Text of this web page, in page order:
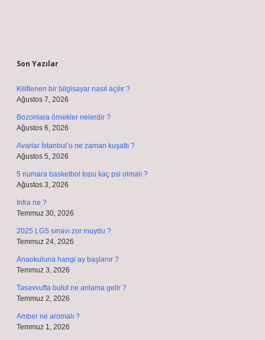
Son Yazılar
Kilitlenen bir bilgisayar nasıl açılır ?
Ağustos 7, 2026
Bozonlara örnekler nelerdir ?
Ağustos 6, 2026
Avarlar İstanbul’u ne zaman kuşattı ?
Ağustos 5, 2026
5 numara basketbol topu kaç psi olmalı ?
Ağustos 3, 2026
Infra ne ?
Temmuz 30, 2026
2025 LGS sınavı zor muydu ?
Temmuz 24, 2026
Anaokuluna hangi ay başlanır ?
Temmuz 3, 2026
Tasavvufta bulut ne anlama gelir ?
Temmuz 2, 2026
Amber ne aromalı ?
Temmuz 1, 2026